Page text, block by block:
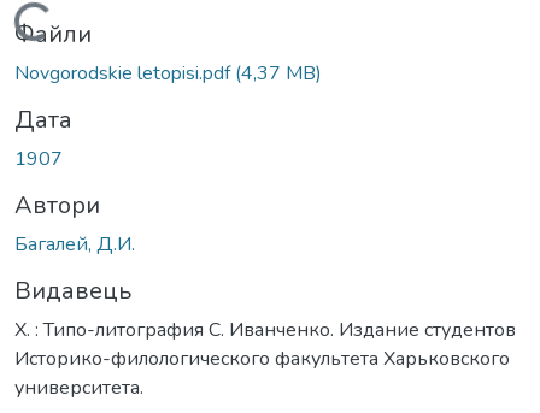
Вантажиться...
Файли
Novgorodskie letopisi.pdf(4,37 MB)
Дата
1907
Автори
Багалей, Д.И.
Видавець
Х. : Типо-литография С. Иванченко. Издание студентов
Историко-филологического факультета Харьковского
университета.